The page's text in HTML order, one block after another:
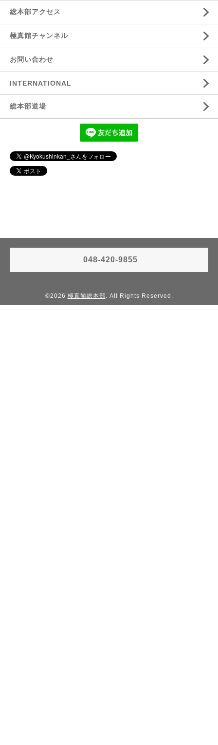
総本部アクセス
極真館チャンネル
お問い合わせ
INTERNATIONAL
総本部道場
048-420-9855
©2026 極真館総本部. All Rights Reserved.